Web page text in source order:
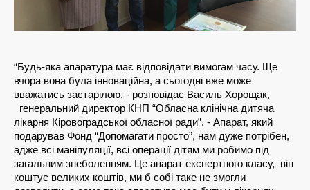
“Будь-яка апаратура має відповідати вимогам часу. Ще
вчора вона була інноваційна, а сьогодні вже може
вважатись застарілою, - розповідає Василь Хорощак,
генеральний директор КНП “Обласна клінічна дитяча
лікарня Кіровоградської обласної ради”. - Апарат, який
подарував Фонд “Допомагати просто”, нам дуже потрібен,
адже всі маніпуляції, всі операції дітям ми робимо під
загальним знеболенням. Це апарат експертного класу,  він
коштує великих коштів, ми б собі таке не змогли